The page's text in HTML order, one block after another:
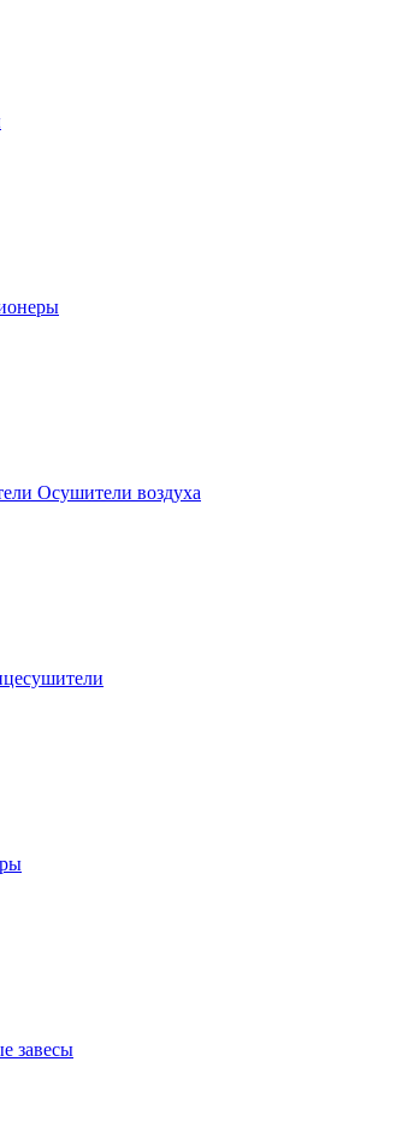
Осушители воздуха
завесы